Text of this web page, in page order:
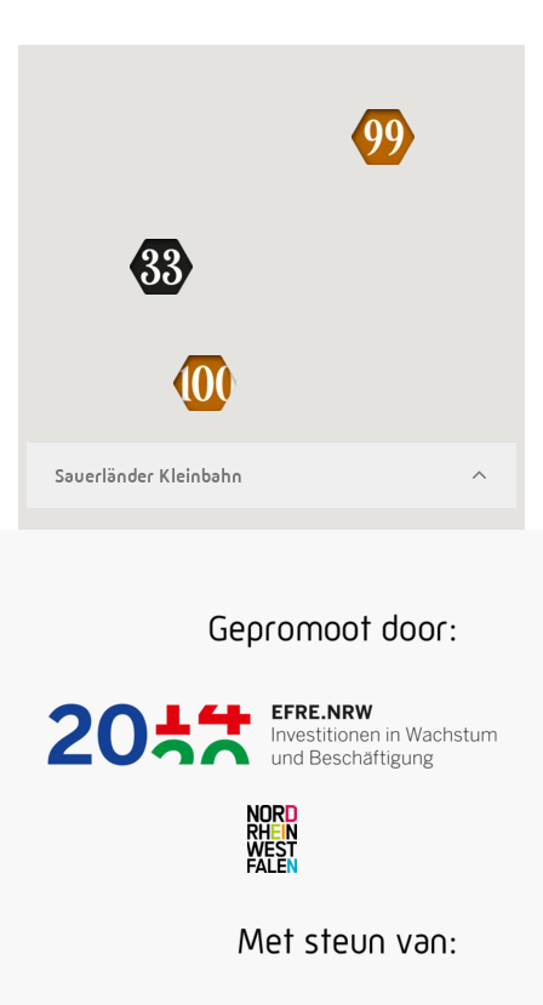
Sauerländer Kleinbahn
Alles hier is nostalgie: het puffen van de
stoomlocomotief, de houten banken, het
smalspoorwegen zoals de Sauerlandse